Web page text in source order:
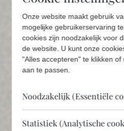
Onze website maakt gebruik
mogelijke gebruikerservaring
cookies zijn noodzakelijk voor
de website. U kunt onze
"Alles accepteren" te klikken
aan te passen.
Noodzakelijk (Essentiële
Statistiek (Analytische